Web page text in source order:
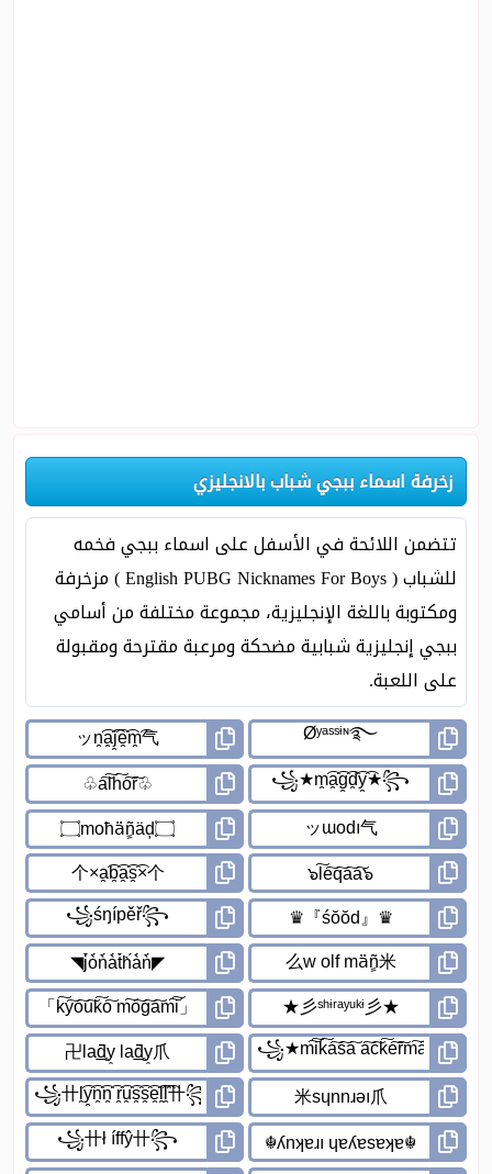
زخرفة اسماء ببجي شباب بالانجليزي
تتضمن اللائحة في الأسفل على اسماء ببجي فخمه
للشباب ( English PUBG Nicknames For Boys ) مزخرفة
ومكتوبة باللغة الإنجليزية، مجموعة مختلفة من أسامي
ببجي إنجليزية شبابية مضحكة ومرعبة مقترحة ومقبولة
على اللعبة.